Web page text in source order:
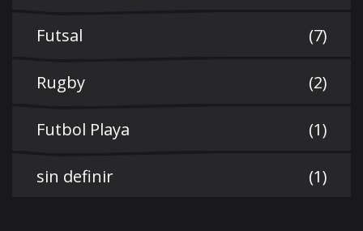
Futsal (7)
Rugby (2)
Futbol Playa (1)
sin definir (1)